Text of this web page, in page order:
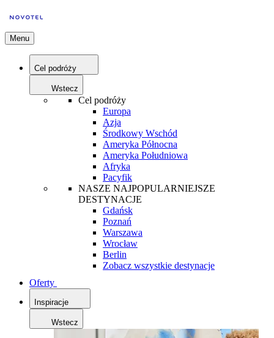
Menu
Cel podróży
Wstecz
Cel podróży
Europa
Azja
Środkowy Wschód
Ameryka Północna
Ameryka Południowa
Afryka
Pacyfik
NASZE NAJPOPULARNIEJSZE
DESTYNACJE
Gdańsk
Poznań
Warszawa
Wrocław
Berlin
Zobacz wszystkie destynacje
Oferty
Inspiracje
Wstecz